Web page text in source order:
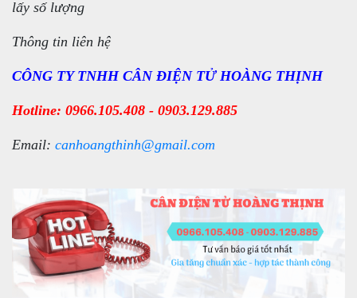
lấy số lượng
Thông tin liên hệ
CÔNG TY TNHH CÂN ĐIỆN TỬ HOÀNG THỊNH
Hotline: 0966.105.408 - 0903.129.885
Email: canhoangthinh@gmail.com